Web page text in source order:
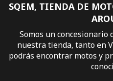
SQEM, TIENDA DE
Somos un concesionario
nuestra tienda, tanto en
podrás encontrar motos y